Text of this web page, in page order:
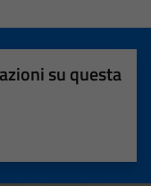
su questa